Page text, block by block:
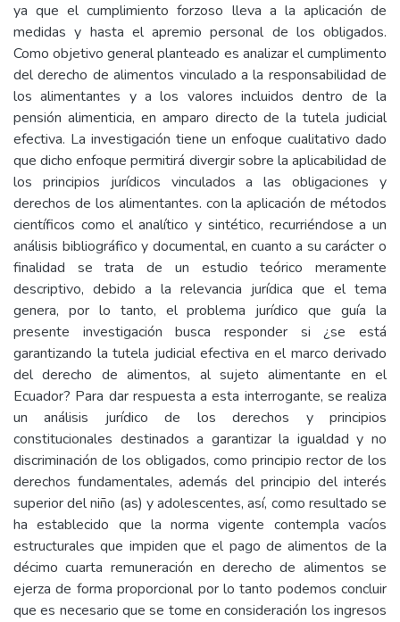
ya que el cumplimiento forzoso lleva a la aplicación de
medidas y hasta el apremio personal de los obligados.
Como objetivo general planteado es analizar el cumplimento
del derecho de alimentos vinculado a la responsabilidad de
los alimentantes y a los valores incluidos dentro de la
pensión alimenticia, en amparo directo de la tutela judicial
efectiva. La investigación tiene un enfoque cualitativo dado
que dicho enfoque permitirá divergir sobre la aplicabilidad de
los principios jurídicos vinculados a las obligaciones y
derechos de los alimentantes. con la aplicación de métodos
científicos como el analítico y sintético, recurriéndose a un
análisis bibliográfico y documental, en cuanto a su carácter o
finalidad se trata de un estudio teórico meramente
descriptivo, debido a la relevancia jurídica que el tema
genera, por lo tanto, el problema jurídico que guía la
presente investigación busca responder si ¿se está
garantizando la tutela judicial efectiva en el marco derivado
del derecho de alimentos, al sujeto alimentante en el
Ecuador? Para dar respuesta a esta interrogante, se realiza
un análisis jurídico de los derechos y principios
constitucionales destinados a garantizar la igualdad y no
discriminación de los obligados, como principio rector de los
derechos fundamentales, además del principio del interés
superior del niño (as) y adolescentes, así, como resultado se
ha establecido que la norma vigente contempla vacíos
estructurales que impiden que el pago de alimentos de la
décimo cuarta remuneración en derecho de alimentos se
ejerza de forma proporcional por lo tanto podemos concluir
que es necesario que se tome en consideración los ingresos